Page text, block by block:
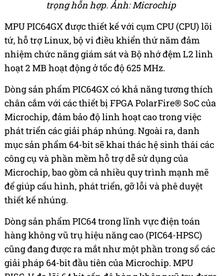
trọng hỗn hợp. Ảnh: Microchip
MPU PIC64GX được thiết kế với cụm CPU (CPU) lõi
tứ, hỗ trợ Linux, bộ vi điều khiển thứ năm đảm
nhiệm chức năng giám sát và Bộ nhớ đệm L2 linh
hoạt 2 MB hoạt động ở tốc độ 625 MHz.
Dòng sản phẩm PIC64GX có khả năng tương thích
chân cắm với các thiết bị FPGA PolarFire® SoC của
Microchip, đảm bảo độ linh hoạt cao trong việc
phát triển các giải pháp nhúng. Ngoài ra, danh
mục sản phẩm 64-bit sẽ khai thác hệ sinh thái các
công cụ và phần mềm hỗ trợ dễ sử dụng của
Microchip, bao gồm cả nhiều quy trình mạnh mẽ
để giúp cấu hình, phát triển, gỡ lỗi và phê duyệt
thiết kế nhúng.
Dòng sản phẩm PIC64 trong lĩnh vực điện toán
hàng không vũ trụ hiệu năng cao (PIC64-HPSC)
cũng đang được ra mắt như một phần trong số các
giải pháp 64-bit đầu tiên của Microchip. MPU